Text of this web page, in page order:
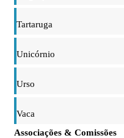
Tartaruga
Unicórnio
Urso
Vaca
Associações & Comissões